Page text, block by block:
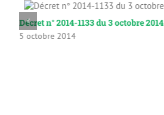
Décret n° 2014-1133 du 3 octobre 2014
5 octobre 2014